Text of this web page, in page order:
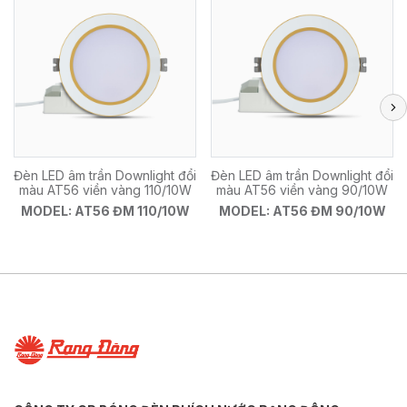
Đèn LED âm trần Downlight đổi
màu AT56 viền vàng 110/10W
MODEL: AT56 ĐM 110/10W
Đèn LED âm trần Downlight đổi
màu AT56 viền vàng 90/10W
MODEL: AT56 ĐM 90/10W